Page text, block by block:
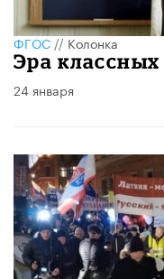
ФГОС//Колонка
Эра
24 января